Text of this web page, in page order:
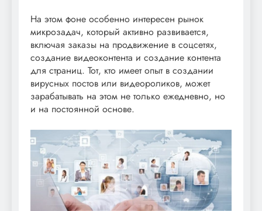
На этом фоне особенно интересен рынок
микрозадач, который активно развивается,
включая заказы на продвижение в соцсетях,
создание видеоконтента и создание контента
для страниц. Тот, кто имеет опыт в создании
вирусных постов или видеороликов, может
зарабатывать на этом не только ежедневно, но
и на постоянной основе.